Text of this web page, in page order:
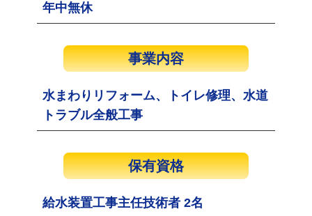
年中無休
事業内容
水まわりリフォーム、トイレ修理、水道
トラブル全般工事
保有資格
給水装置工事主任技術者 2名